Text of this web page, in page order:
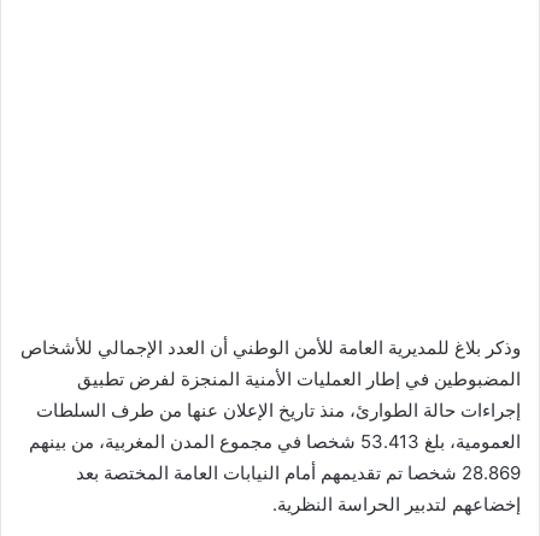
وذكر بلاغ للمديرية العامة للأمن الوطني أن العدد الإجمالي للأشخاص
المضبوطين في إطار العمليات الأمنية المنجزة لفرض تطبيق
إجراءات حالة الطوارئ، منذ تاريخ الإعلان عنها من طرف السلطات
العمومية، بلغ 53.413 شخصا في مجموع المدن المغربية، من بينهم
28.869 شخصا تم تقديمهم أمام النيابات العامة المختصة بعد
إخضاعهم لتدبير الحراسة النظرية.